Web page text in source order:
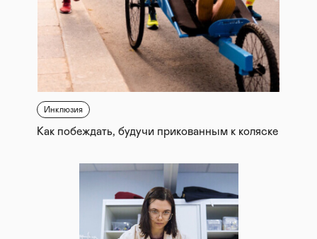
Инклюзия
Как побеждать, будучи прикованным к коляске